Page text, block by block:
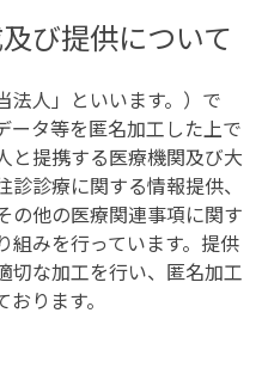
び提供について
法人」といいます。）で
ータ等を匿名加工した上で
と提携する医療機関及び大
診療に関する情報提供、
の他の医療関連事項に関す
組みを行っています。提供
切な加工を行い、匿名加工
ります。